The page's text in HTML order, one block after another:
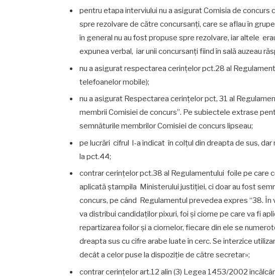
pentru etapa interviului nu a asigurat Comisia de
spre rezolvare de către concursanți, care se aflau în
în general nu au fost propuse spre rezolvare, iar altele
expunea verbal, iar unii concursanți fiind în sală auzeau
nu a asigurat respectarea cerințelor pct.28 al
telefoanelor mobile);
nu a asigurat Respectarea cerințelor pct, 31 al
membrii Comisiei de concurs”. Pe subiectele extrase
semnăturile membrilor Comisiei de concurs lipseau;
pe lucrări cifrul l-a indicat în colţul din dreapta de sus,
la pct.44;
contrar cerințelor pct.38 al Regulamentului foile pe care
aplicată ștampila Ministerului justiției, ci doar au fost
concurs, pe când Regulamentul prevedea expres “38.
va distribui candidaților pixuri, foi şi ciorne pe care va fi
repartizarea foilor şi a ciornelor, fiecare din ele se
dreapta sus cu cifre arabe luate în cerc. Se interzice
decât a celor puse la dispoziție de către secretar»;
contrar cerințelor art.12 alin (3) Legea 1453/2002